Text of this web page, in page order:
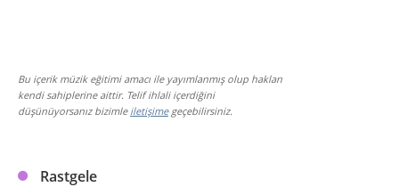
Bu içerik müzik eğitimi amacı ile yayımlanmış olup hakları
kendi sahiplerine aittir. Telif ihlali içerdiğini
düşünüyorsanız bizimle iletişimegeçebilirsiniz.
Rastgele